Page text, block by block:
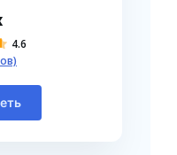
4.6